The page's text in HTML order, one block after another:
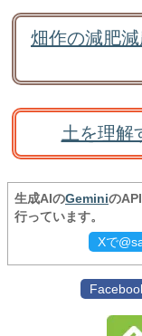
畑作の減肥
土を理解
生成AIのGeminiの
行っています。
Xで